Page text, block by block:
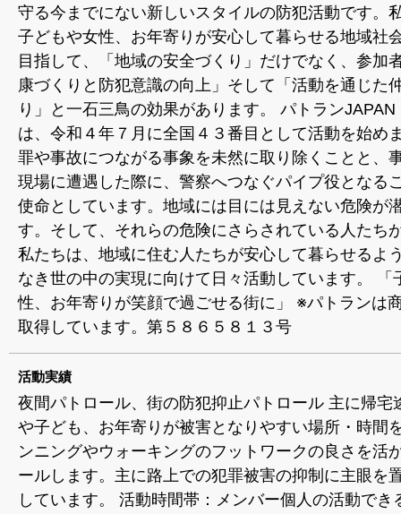
守る今までにない新しいスタイルの防犯活動です。
子どもや女性、お年寄りが安心して暮らせる地域社
目指して、「地域の安全づくり」だけでなく、参加
康づくりと防犯意識の向上」そして「活動を通じた
り」と一石三鳥の効果があります。 パトラン
は、令和４年７月に全国４３番目として活動を始め
罪や事故につながる事象を未然に取り除くことと、
現場に遭遇した際に、警察へつなぐパイプ役となる
使命としています。地域には目には見えない危険が
す。そして、それらの危険にさらされている人たち
私たちは、地域に住む人たちが安心して暮らせるよ
なき世の中の実現に向けて日々活動しています。 「
性、お年寄りが笑顔で過ごせる街に」 ※パトランは
取得しています。第５８６５８１３号
活動実績
夜間パトロール、街の防犯抑止パトロール 主に帰宅
や子ども、お年寄りが被害となりやすい場所・時間
ンニングやウォーキングのフットワークの良さを活
ールします。主に路上での犯罪被害の抑制に主眼を
しています。 活動時間帯：メンバー個人の活動でき